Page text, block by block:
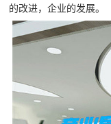
的改进，企业的发展。